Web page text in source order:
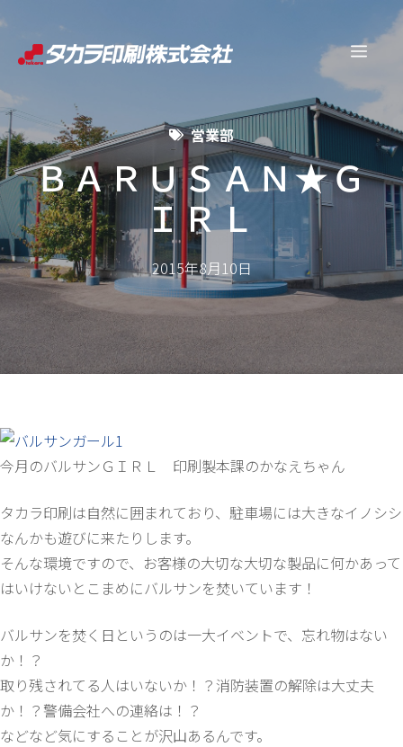
ン
ツ
へ
ス
キ
ッ
プ
メ
ニ
ュ
営業部
ＢＡＲＵＳＡＮ★Ｇ
ＩＲＬ
2015年8月10日
今月のバルサンＧＩＲＬ 印刷製本課のかなえちゃん
タカラ印刷は自然に囲まれており、駐車場には大きなイノシシ
なんかも遊びに来たりします。
そんな環境ですので、お客様の大切な大切な製品に何かあって
はいけないとこまめにバルサンを焚いています！
バルサンを焚く日というのは一大イベントで、忘れ物はない
か！？
取り残されてる人はいないか！？消防装置の解除は大丈夫
か！？警備会社への連絡は！？
などなど気にすることが沢山あるんです。